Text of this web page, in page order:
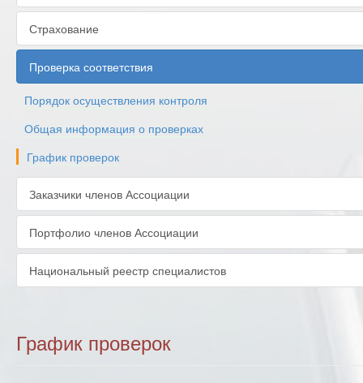
Страхование
Проверка соответствия
Порядок осуществления контроля
Общая информация о проверках
График проверок
Заказчики членов Ассоциации
Портфолио членов Ассоциации
Национальный реестр специалистов
График проверок